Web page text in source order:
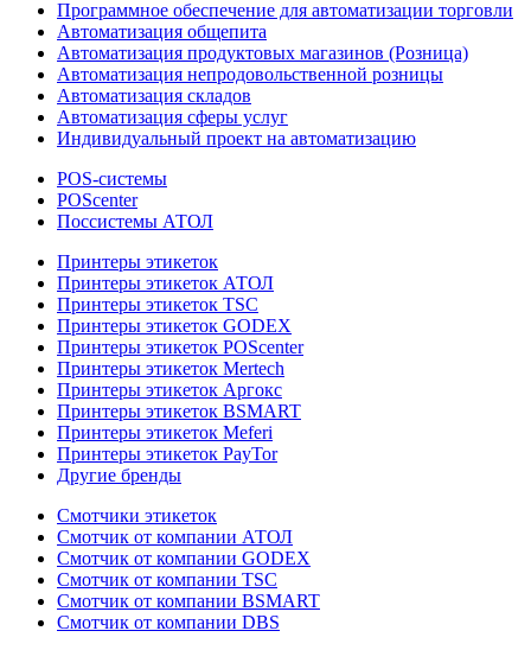
Программное обеспечение для автоматизации торговли
Автоматизация общепита
Автоматизация продуктовых магазинов (Розница)
Автоматизация непродовольственной розницы
Автоматизация складов
Автоматизация сферы услуг
Индивидуальный проект на автоматизацию
POS-системы
POScenter
Поссистемы АТОЛ
Принтеры этикеток
Принтеры этикеток АТОЛ
Принтеры этикеток TSC
Принтеры этикеток GODEX
Принтеры этикеток POScenter
Принтеры этикеток Mertech
Принтеры этикеток Аргокс
Принтеры этикеток BSMART
Принтеры этикеток Meferi
Принтеры этикеток PayTor
Другие бренды
Смотчики этикеток
Смотчик от компании АТОЛ
Смотчик от компании GODEX
Смотчик от компании TSC
Смотчик от компании BSMART
Смотчик от компании DBS